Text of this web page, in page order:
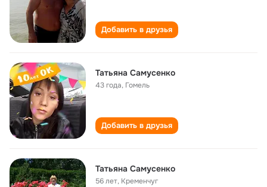
Добавить в друзья
Татьяна Самусенко
43 года, Гомель
Добавить в друзья
Татьяна Самусенко
56 лет, Кременчуг